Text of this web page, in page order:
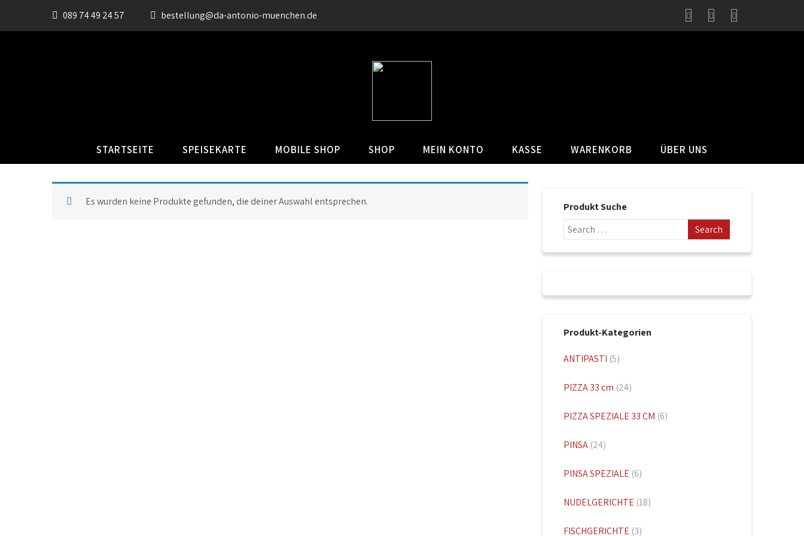
089 74 49 24 57 bestellung@da-antonio-muenchen.de
STARTSEITE SPEISEKARTE MOBILE SHOP SHOP MEIN KONTO KASSE WARENKORB ÜBER UNS
Es wurden keine Produkte gefunden, die deiner Auswahl entsprechen. Produkt Suche
Produkt-Kategorien
ANTIPASTI (5)
PIZZA 33 cm (24)
PIZZA SPEZIALE 33 CM (6)
PINSA (24)
PINSA SPEZIALE (6)
NUDELGERICHTE (18)
FISCHGERICHTE (3)